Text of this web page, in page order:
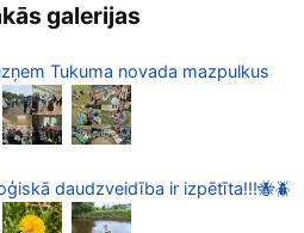
galerijas
Tukuma novada mazpulkus
daudzveidība ir izpētīta!!!🐝🪲